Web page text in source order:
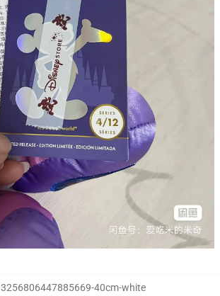
3256806447885669-40cm-white